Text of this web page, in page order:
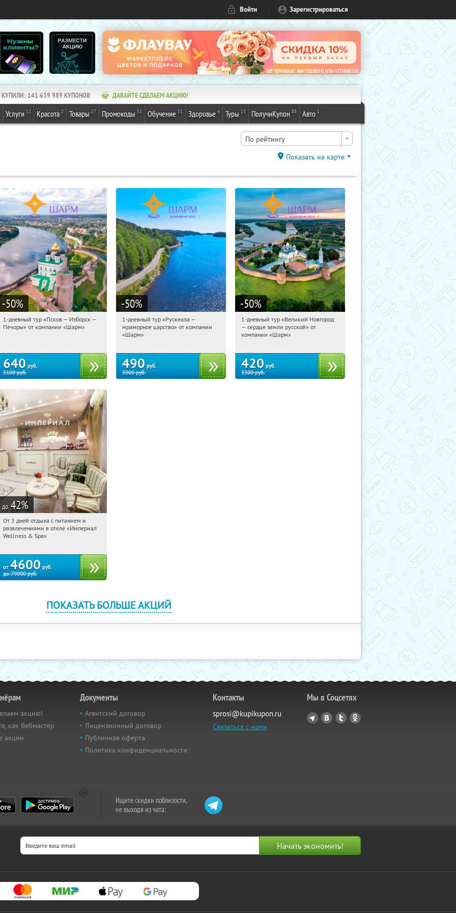
Войти Зарегистрироваться
КУПИЛИ: 141 639 989 КУПОНОВ ДАВАЙТЕ СДЕЛАЕМ АКЦИЮ!
Услуги 12 Красота 2 Товары 27 Промокоды 51 Обучение 31 Здоровье 4 Туры 13 ПолучиКупон 88 Авто 1
По рейтингу
Показать на карте
-50%
11:39:29 Купили:12
1-дневный тур «Псков — Изборск —
Печоры» от компании «Шарм»
640 руб.
5100руб.
-50%
11:39:29 Купили:
Достоевская
1-дневный тур «Рускеала —
мраморное царство» от компании
«Шарм»
490 руб.
3900руб.
-50%
11:39:29 Купили:22
Достоевская
1-дневный тур «Великий Новгород
— сердце земли русской» от
компании «Шарм»
420 руб.
3300руб.
до 42%
11:39:29 Купили:
Калужская обл., г. Обнинск, Киевское
От 3 дней отдыха с питанием и
развлечениями в отеле «Империал
Wellness & Spa»
от 4600 руб.
до79000руб.
ПОКАЗАТЬ БОЛЬШЕ АКЦИЙ
акцию!
как Вебмастер
акции
Документы
Агентский договор
Лицензионный договор
Публичная оферта
Политика конфиденциальности
Контакты
sprosi@kupikupon.ru
Связаться с нами
Мы в Соцсетях
Ищите скидки поблизости,
не выходя из чата: